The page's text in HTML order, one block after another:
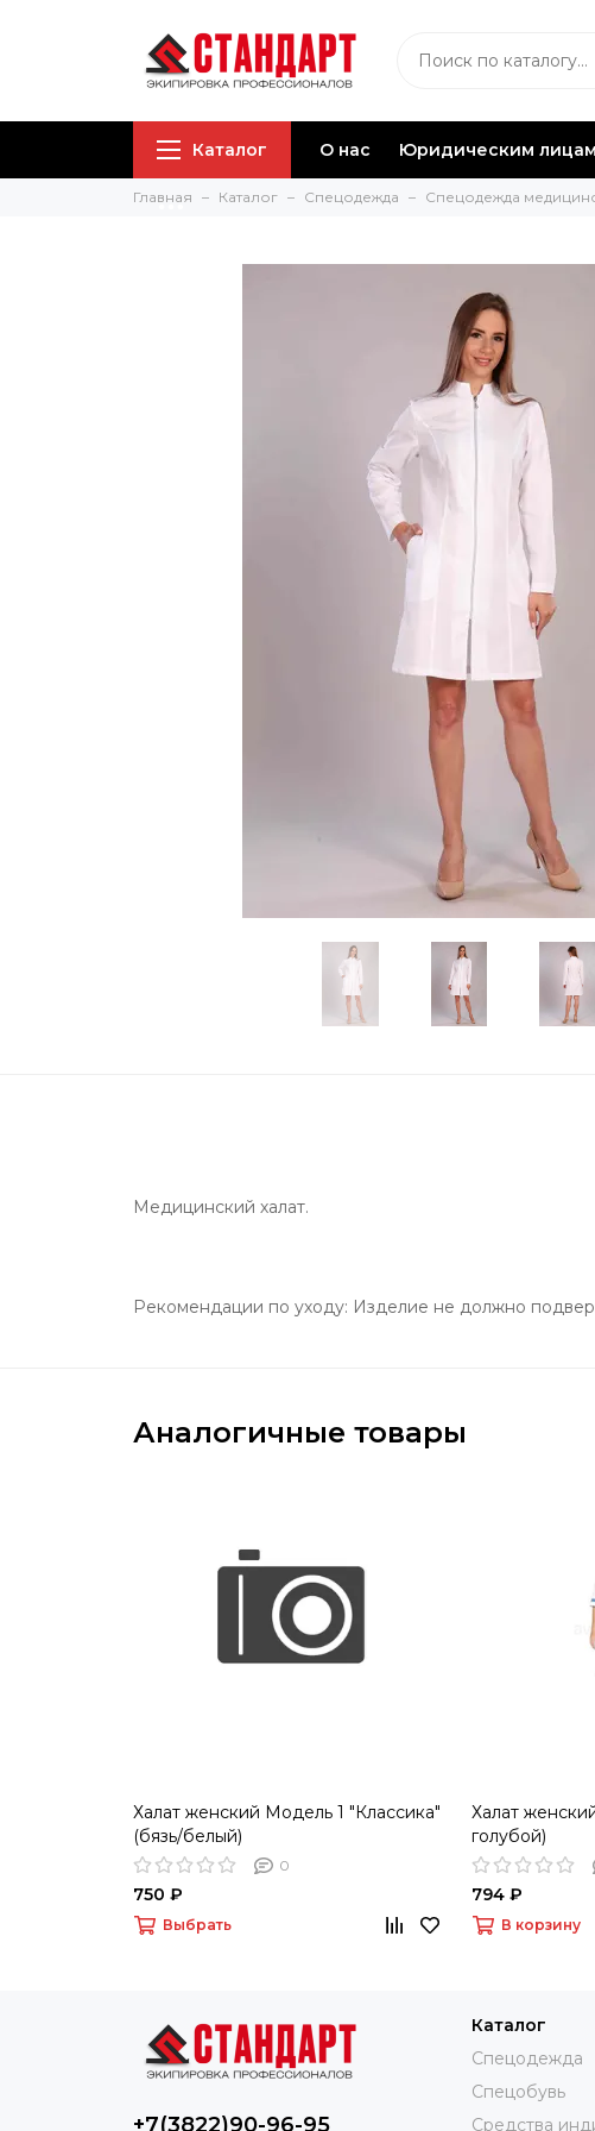
Каталог О нас Юридическим лицам
Главная Каталог Спецодежда Спецодежда
Медицинский халат.
Рекомендации по уходу: Изделие не должно
Аналогичные товары
Халат женский Модель 1 "Классика"
(бязь/белый)
0
750 ₽
Выбрать
Халат
голубой)
794 ₽
В корзину
+7(3822)90-96-95
Каталог
Спецодежда
Спецобувь
Средства